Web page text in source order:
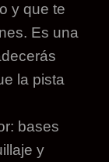
y que te
Es una
la pista
bases
y